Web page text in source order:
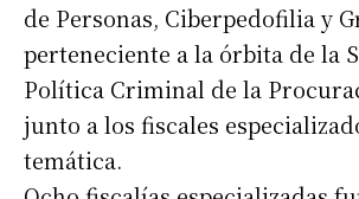
de Personas, Ciberpedofilia y
perteneciente a la órbita de la
Política Criminal de la
junto a los fiscales
temática.